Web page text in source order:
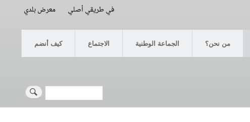
في طريقي أصلي معرض بلدي
من نحن؟ الجماعة الوطنية الاجتماع كيف أنضم
Search